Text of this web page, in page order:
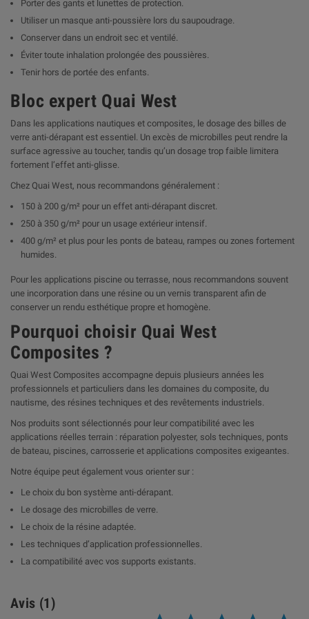
Porter des gants et lunettes de protection.
Utiliser un masque anti-poussière lors du saupoudrage.
Conserver dans un endroit sec et ventilé.
Éviter toute inhalation prolongée des poussières.
Tenir hors de portée des enfants.
Bloc expert Quai West
Dans les applications nautiques et composites, le dosage des billes de
verre anti-dérapant est essentiel. Un excès de microbilles peut rendre la
surface agressive au toucher, tandis qu’un dosage trop faible limitera
fortement l’effet anti-glisse.
Chez Quai West, nous recommandons généralement :
150 à 200 g/m² pour un effet anti-dérapant discret.
250 à 350 g/m² pour un usage extérieur intensif.
400 g/m² et plus pour les ponts de bateau, rampes ou zones fortement
humides.
Pour les applications piscine ou terrasse, nous recommandons souvent
une incorporation dans une résine ou un vernis transparent afin de
conserver un rendu esthétique propre et homogène.
Pourquoi choisir Quai West
Composites ?
Quai West Composites accompagne depuis plusieurs années les
professionnels et particuliers dans les domaines du composite, du
nautisme, des résines techniques et des revêtements industriels.
Nos produits sont sélectionnés pour leur compatibilité avec les
applications réelles terrain : réparation polyester, sols techniques, ponts
de bateau, piscines, carrosserie et applications composites exigeantes.
Notre équipe peut également vous orienter sur :
Le choix du bon système anti-dérapant.
Le dosage des microbilles de verre.
Le choix de la résine adaptée.
Les techniques d’application professionnelles.
La compatibilité avec vos supports existants.
Avis (1)